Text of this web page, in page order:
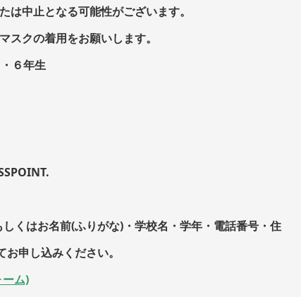
中止となる可能性がございます。
クの着用をお願いします。
６年生
くはお名前(ふりがな)・学校名・学年・電話番号・住
申し込みください。
ム)